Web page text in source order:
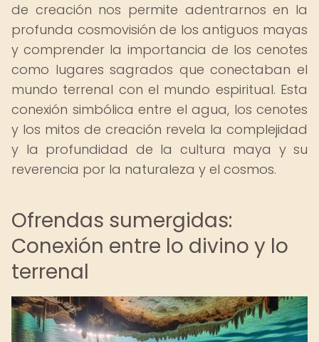
de creación nos permite adentrarnos en la
profunda cosmovisión de los antiguos mayas
y comprender la importancia de los cenotes
como lugares sagrados que conectaban el
mundo terrenal con el mundo espiritual. Esta
conexión simbólica entre el agua, los cenotes
y los mitos de creación revela la complejidad
y la profundidad de la cultura maya y su
reverencia por la naturaleza y el cosmos.
Ofrendas sumergidas:
Conexión entre lo divino y lo
terrenal